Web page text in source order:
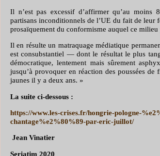
Il n’est pas excessif d’affirmer qu’au moins
partisans inconditionnels de l’UE du fait de
prosaïquement du conformisme auquel ce
Il en résulte un matraquage médiatique
est consubstantiel — dont le résultat le plus
démocratique, lentement mais sûrement
jusqu’à provoquer en réaction des poussées
jaunes il y a deux ans. »
La suite ci-dessous :
https://www.les-crises.fr/hongrie-pologne-
chantage%e2%80%89-par-eric-juillot/
Jean Vinatier
Seriatim 2020